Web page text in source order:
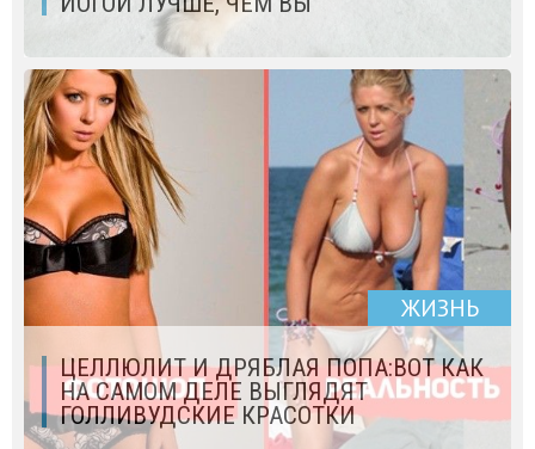
ЖИЗНЬ
ЦЕЛЛЮЛИТ И ДРЯБЛАЯ ПОПА:ВОТ КАК
НА САМОМ ДЕЛЕ ВЫГЛЯДЯТ
ГОЛЛИВУДСКИЕ КРАСОТКИ